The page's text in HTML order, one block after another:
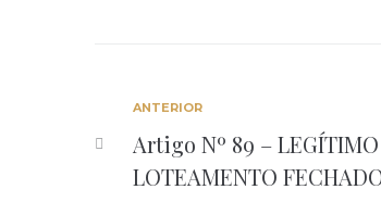
ANTERIOR
Artigo Nº 89 – LEGÍTIMO
LOTEAMENTO